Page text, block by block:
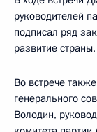
руководителей
подписал ряд
развитие страны.
Во встрече
генерального
Володин,